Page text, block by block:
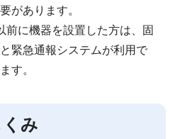
があります。
前に機器を設置した方は、固
緊急通報システムが利用で
す。
み